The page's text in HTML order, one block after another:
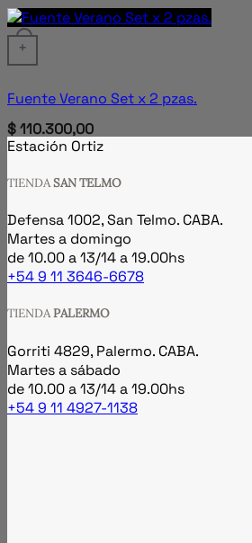
+
Fuente Verano Set x 2 pzas.
$110.300,00
Estación Ortiz
TIENDASAN TELMO
Defensa 1002, San Telmo. CABA.
Martes a domingo
de 10.00 a 13/14 a 19.00hs
+54 9 11 3646-6678
TIENDAPALERMO
Gorriti 4829, Palermo. CABA.
Martes a sábado
de 10.00 a 13/14 a 19.00hs
+54 9 11 4927-1138